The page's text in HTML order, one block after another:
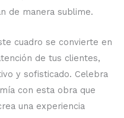
de manera sublime.
cuadro se convierte en
de tus clientes,
y sofisticado. Celebra
con esta obra que
una experiencia